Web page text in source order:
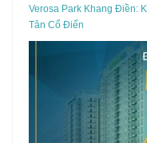
Verosa Park Khang Điền:
Tân Cổ Điển